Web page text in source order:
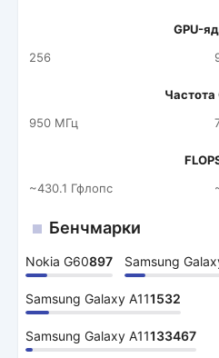
GPU-
256
Частота
950 МГц
~430.1 Гфлопс
Бенчмарки
Nokia G60897 Samsung
Samsung Galaxy A111532
Samsung Galaxy A11133467